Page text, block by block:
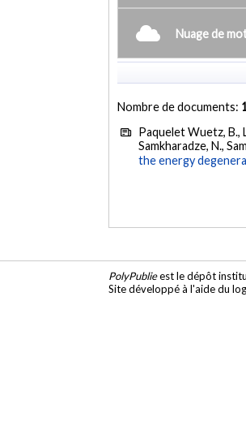
Nuage de
Nombre de documents:
Paquelet Wuetz, B.,
Samkharadze, N.,
the energy
PolyPublieest le dépôt
Site développé à l'aide du